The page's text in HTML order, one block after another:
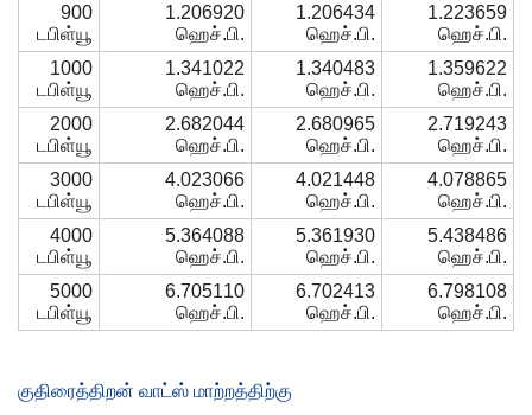
900
டபிள்யூ
1.206920
ஹெச்.பி.
1.206434
ஹெச்.பி.
1.223659
ஹெச்.பி.
1000
டபிள்யூ
1.341022
ஹெச்.பி.
1.340483
ஹெச்.பி.
1.359622
ஹெச்.பி.
2000
டபிள்யூ
2.682044
ஹெச்.பி.
2.680965
ஹெச்.பி.
2.719243
ஹெச்.பி.
3000
டபிள்யூ
4.023066
ஹெச்.பி.
4.021448
ஹெச்.பி.
4.078865
ஹெச்.பி.
4000
டபிள்யூ
5.364088
ஹெச்.பி.
5.361930
ஹெச்.பி.
5.438486
ஹெச்.பி.
5000
டபிள்யூ
6.705110
ஹெச்.பி.
6.702413
ஹெச்.பி.
6.798108
ஹெச்.பி.
குதிரைத்திறன் வாட்ஸ் மாற்றத்திற்கு